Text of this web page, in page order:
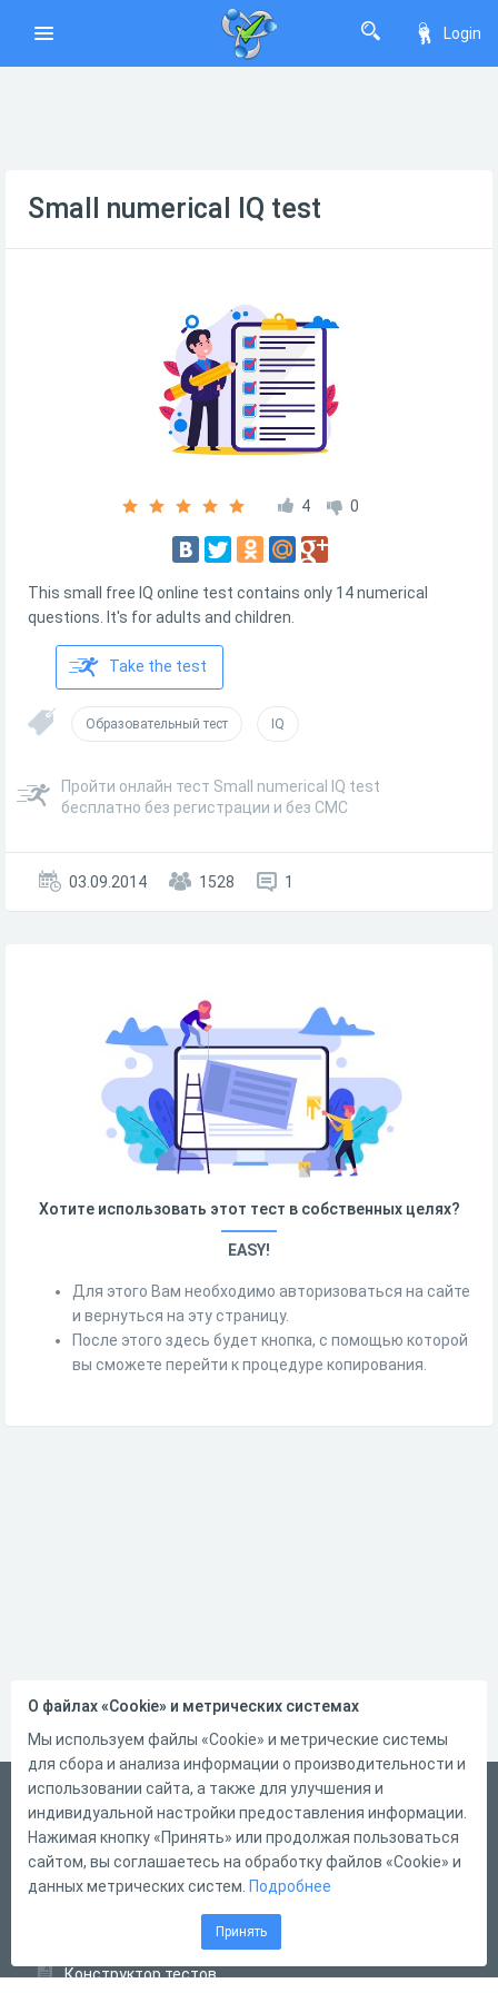
Login
Small numerical IQ test
4 0
This small free IQ online test contains only 14 numerical
questions. It's for adults and children.
Take the test
Образовательный тест IQ
Пройти онлайн тест Small numerical IQ test
бесплатно без регистрации и без СМС
03.09.2014 1528 1
Хотите использовать этот тест в собственных целях?
EASY!
Для этого Вам необходимо авторизоваться на сайте
и вернуться на эту страницу.
После этого здесь будет кнопка, с помощью которой
вы сможете перейти к процедуре копирования.
English
Справка
Форма обратной связи
Конструктор тестов
О файлах «Cookie» и метрических системах
Мы используем файлы «Cookie» и метрические системы
для сбора и анализа информации о производительности и
использовании сайта, а также для улучшения и
индивидуальной настройки предоставления информации.
Нажимая кнопку «Принять» или продолжая пользоваться
сайтом, вы соглашаетесь на обработку файлов «Cookie» и
данных метрических систем. Подробнее
Принять